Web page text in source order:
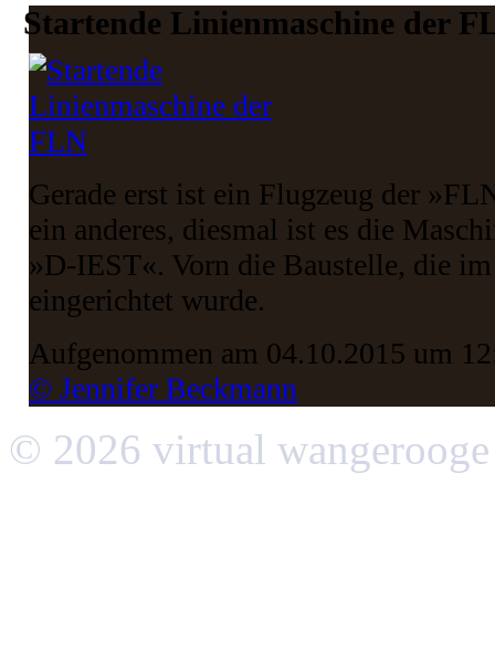
Startende Linienmaschine der
Gerade erst ist ein Flugzeug der
ein anderes, diesmal ist es die
»D-IEST«. Vorn die Baustelle, die
eingerichtet wurde.
Aufgenommen am 04.10.2015 um
© Jennifer Beckmann
© 2026 virtual wangerooge